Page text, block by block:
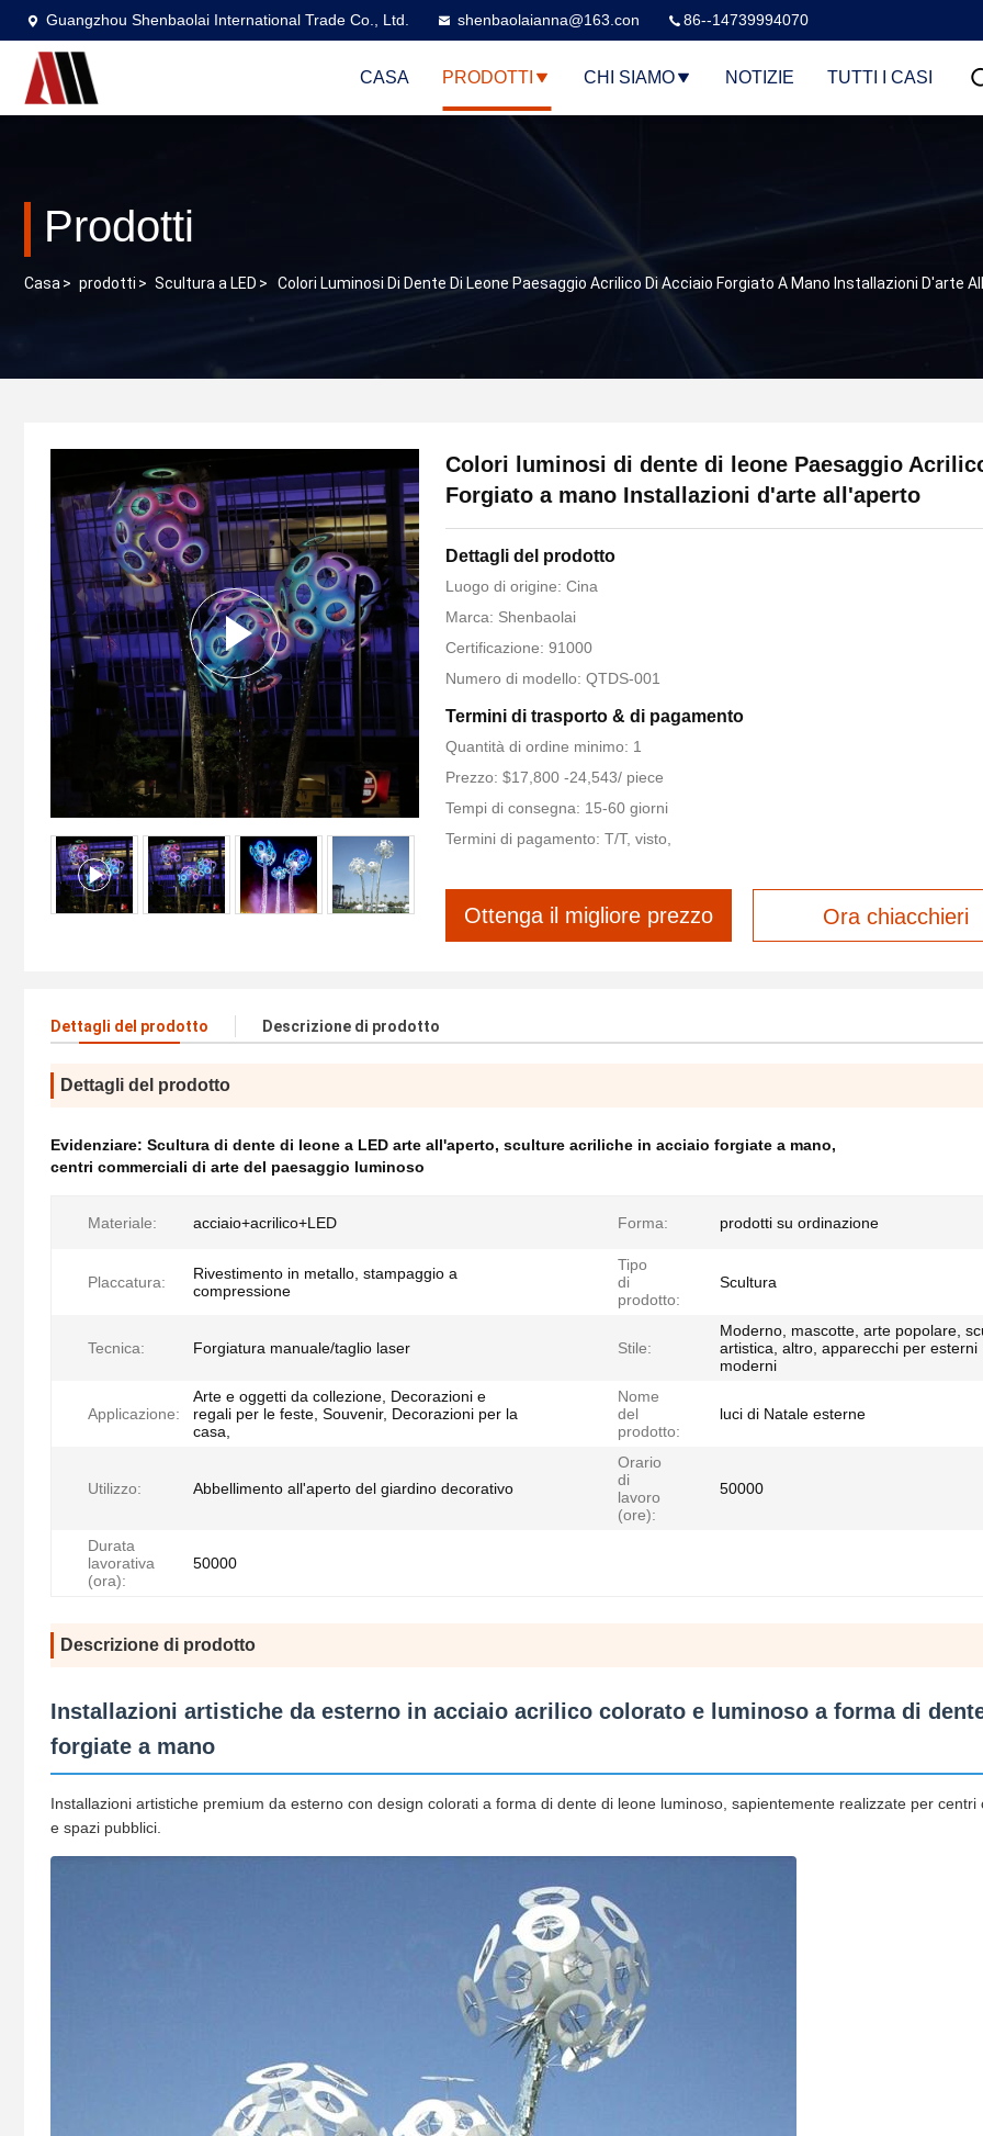
Guangzhou Shenbaolai International Trade Co., Ltd. shenbaolaianna@163.con 86--14739994070
CASA PRODOTTI CHI SIAMO NOTIZIE TUTTI I CASI
Prodotti
Casa> prodotti > Scultura a LED > Colori Luminosi Di Dente Di Leone Paesaggio Acrilico Di Acciaio Forgiato A Mano Installazioni D'arte
Colori luminosi di dente di leone Paesaggio
Forgiato a mano Installazioni d'arte all'aperto
Dettagli del prodotto
Luogo di origine: Cina
Marca: Shenbaolai
Certificazione: 91000
Numero di modello: QTDS-001
Termini di trasporto & di pagamento
Quantità di ordine minimo: 1
Prezzo: $17,800 -24,543/ piece
Tempi di consegna: 15-60 giorni
Termini di pagamento: T/T, visto,
Ottenga il migliore prezzo Ora chiacchieri
Dettagli del prodotto Descrizione di prodotto
Dettagli del prodotto
Evidenziare: Scultura di dente di leone a LED arte all'aperto, sculture acriliche in acciaio forgiate a mano,
centri commerciali di arte del paesaggio luminoso
Materiale: acciaio+acrilico+LED Forma: prodotti su ordinazione
Placcatura:
Rivestimento in metallo, stampaggio a
compressione
Tipo
di
prodotto:
Scultura
Tecnica: Forgiatura manuale/taglio laser Stile:
Moderno, mascotte, arte popolare,
artistica, altro, apparecchi per esterni
moderni
Applicazione:
Arte e oggetti da collezione, Decorazioni e
regali per le feste, Souvenir, Decorazioni per la
casa,
Nome
del
prodotto:
luci di Natale esterne
Utilizzo: Abbellimento all'aperto del giardino decorativo
Orario
di
lavoro
(ore):
50000
Durata
lavorativa
(ora):
50000
Descrizione di prodotto
Installazioni artistiche da esterno in acciaio acrilico colorato e luminoso a forma di
forgiate a mano
Installazioni artistiche premium da esterno con design colorati a forma di dente di leone luminoso, sapientemente realizzate per centri
e spazi pubblici.